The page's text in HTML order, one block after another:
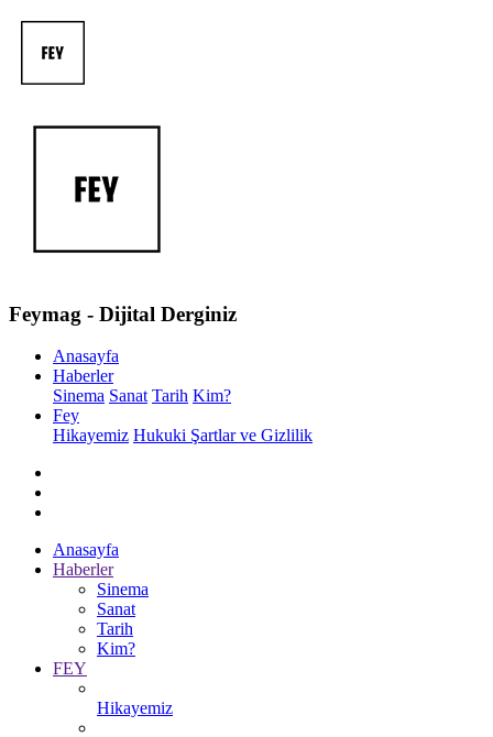
Feymag - Dijital Derginiz
Anasayfa
Haberler
Sinema Sanat Tarih Kim?
Fey
Hikayemiz Hukuki Şartlar ve Gizlilik
Anasayfa
Haberler
Sinema
Sanat
Tarih
Kim?
FEY
Hikayemiz